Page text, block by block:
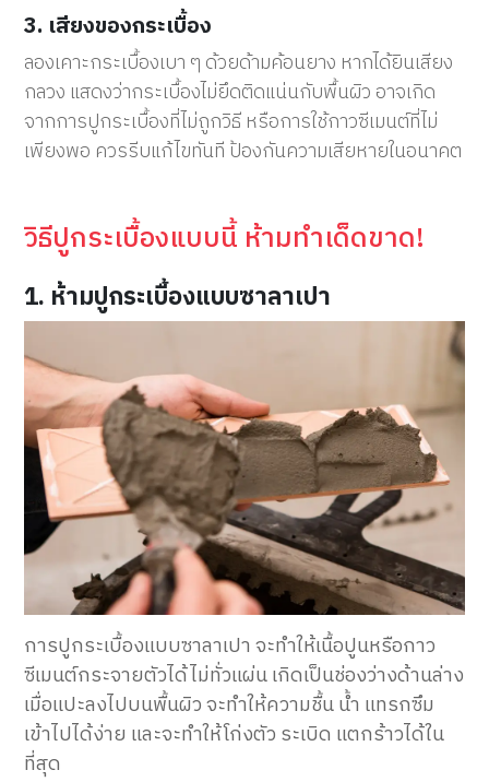
3. เสียงของกระเบื้อง
ลองเคาะกระเบื้องเบา ๆ ด้วยด้ามค้อนยาง หากได้ยินเสียง
กลวง แสดงว่ากระเบื้องไม่ยึดติดแน่นกับพื้นผิว อาจเกิด
จากการปูกระเบื้องที่ไม่ถูกวิธี หรือการใช้กาวซีเมนต์ที่ไม่
เพียงพอ ควรรีบแก้ไขทันที ป้องกันความเสียหายในอนาคต
วิธีปูกระเบื้องแบบนี้ ห้ามทำเด็ดขาด!
1. ห้ามปูกระเบื้องแบบซาลาเปา
การปูกระเบื้องแบบซาลาเปา จะทำให้เนื้อปูนหรือกาว
ซีเมนต์กระจายตัวได้ไม่ทั่วแผ่น เกิดเป็นช่องว่างด้านล่าง
เมื่อแปะลงไปบนพื้นผิว จะทำให้ความชื้น น้ำ แทรกซึม
เข้าไปได้ง่าย และจะทำให้โก่งตัว ระเบิด แตกร้าวได้ใน
ที่สุด